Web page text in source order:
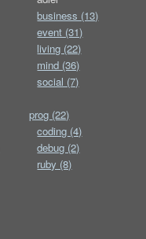
business (13)
event (31)
living (22)
mind (36)
social (7)
prog (22)
coding (4)
debug (2)
ruby (8)